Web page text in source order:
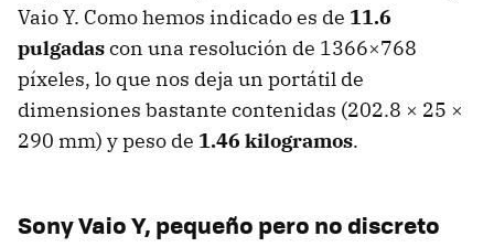
Vaio Y. Como hemos indicado es de 11.6
pulgadascon una resolución de 1366×768
píxeles, lo que nos deja un portátil de
dimensiones bastante contenidas (202.8 × 25 ×
290 mm) y peso de 1.46 kilogramos.
Sony Vaio Y, pequeño pero no discreto